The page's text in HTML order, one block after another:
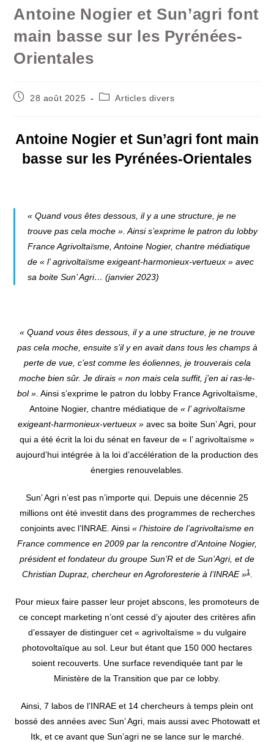
Antoine Nogier et Sun’agri font
main basse sur les Pyrénées-
Orientales
Publication
28 août 2025
PostArticles divers
Antoine Nogier et Sun’agri font main
basse sur les Pyrénées-Orientales
« Quand vous êtes dessous, il y a une structure, je ne
trouve pas cela moche ». Ainsi s’exprime le patron du lobby
France Agrivoltaïsme, Antoine Nogier, chantre médiatique
de « l’ agrivoltaïsme exigeant-harmonieux-vertueux » avec
sa boite Sun’ Agri… (janvier 2023)
« Quand vous êtes dessous, il y a une structure, je ne trouve
pas cela moche, ensuite s’il y en avait dans tous les champs à
perte de vue, c’est comme les éoliennes, je trouverais cela
moche bien sûr. Je dirais « non mais cela suffit, j’en ai ras-le-
bol ». Ainsi s’exprime le patron du lobby France Agrivoltaïsme,
Antoine Nogier, chantre médiatique de « l’ agrivoltaïsme
exigeant-harmonieux-vertueux » avec sa boite Sun’ Agri, pour
qui a été écrit la loi du sénat en faveur de « l’ agrivoltaïsme »
aujourd’hui intégrée à la loi d’accélération de la production des
énergies renouvelables.
Sun’ Agri n’est pas n’importe qui. Depuis une décennie 25
millions ont été investit dans des programmes de recherches
conjoints avec l’INRAE. Ainsi « l’histoire de l’agrivoltaïsme en
France commence en 2009 par la rencontre d’Antoine Nogier,
président et fondateur du groupe Sun’R et de Sun’Agri, et de
Christian Dupraz, chercheur en Agroforesterie à l’INRAE »1.
Pour mieux faire passer leur projet abscons, les promoteurs de
ce concept marketing n’ont cessé d’y ajouter des critères afin
d’essayer de distinguer cet « agrivoltaïsme » du vulgaire
photovoltaïque au sol. Leur but étant que 150 000 hectares
soient recouverts. Une surface revendiquée tant par le
Ministère de la Transition que par ce lobby.
Ainsi, 7 labos de l’INRAE et 14 chercheurs à temps plein ont
bossé des années avec Sun’ Agri, mais aussi avec Photowatt et
Itk, et ce avant que Sun’agri ne se lance sur le marché.